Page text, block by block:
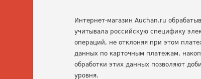
Интернет-магазин Auchan.ru
учитывала российскую специфику
операций, не отклоняя при этом
данных по карточным платежам,
обработки этих данных позволяют
уровня.